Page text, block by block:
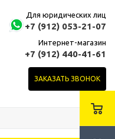
Для юридических лиц
+7 (912) 053-21-07
Интернет-магазин
+7 (912) 440-41-61
ЗАКАЗАТЬ ЗВОНОК